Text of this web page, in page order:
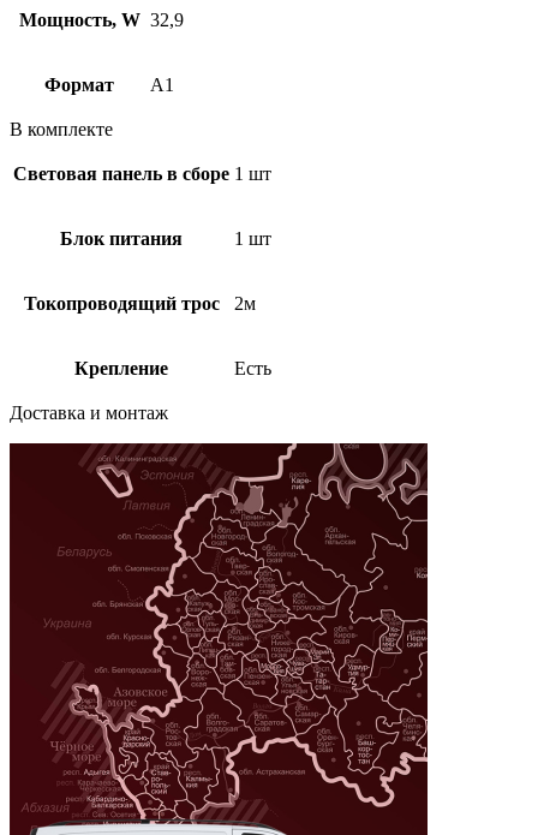
Мощность, W 32,9
Формат A1
В комплекте
Световая панель в сборе 1 шт
Блок питания 1 шт
Токопроводящий трос 2м
Крепление Есть
Доставка и монтаж